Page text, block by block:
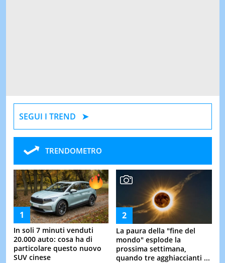
SEGUI I TREND
TRENDOMETRO
In soli 7 minuti venduti
20.000 auto: cosa ha di
particolare questo nuovo
SUV cinese
La paura della "fine del
mondo" esplode la
prossima settimana,
quando tre agghiaccianti ...